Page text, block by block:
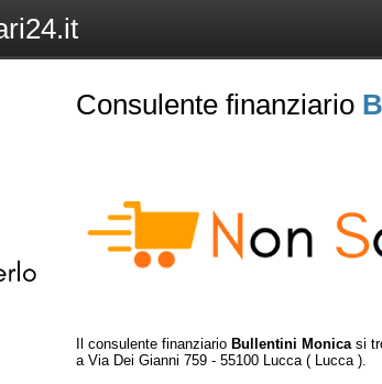
Consulente finanziario
Il consulente finanziario Bullentini Monica si
a Via Dei Gianni 759 - 55100 Lucca ( Lucca ).